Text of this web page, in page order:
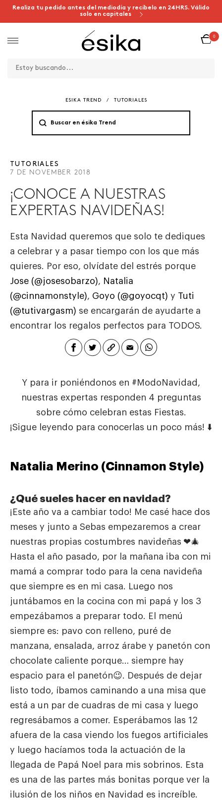
Realiza tu pedido antes del mediodía y recíbelo en 24HRS. Válido
solo en capitales
0
ESIKA TREND / TUTORIALES
TUTORIALES
7 DE NOVEMBER 2018
¡CONOCE A NUESTRAS
EXPERTAS NAVIDEÑAS!
Esta Navidad queremos que solo te dediques
a celebrar y a pasar tiempo con los que más
quieres. Por eso, olvídate del estrés porque
Jose (@josesobarzo), Natalia
(@cinnamonstyle), Goyo (@goyocqt) y Tuti
(@tutivargasm) se encargarán de ayudarte a
encontrar los regalos perfectos para TODOS.
Y para ir poniéndonos en #ModoNavidad,
nuestras expertas responden 4 preguntas
sobre cómo celebran estas Fiestas.
¡Sigue leyendo para conocerlas un poco más! ⬇️
Natalia Merino (Cinnamon Style)
¿Qué sueles hacer en navidad?
¡Este año va a cambiar todo! Me casé hace dos
meses y junto a Sebas empezaremos a crear
nuestras propias costumbres navideñas ❤🎄
Hasta el año pasado, por la mañana iba con mi
mamá a comprar todo para la cena navideña
que siempre es en mi casa. Luego nos
juntábamos en la cocina con mi papá y los 3
empezábamos a preparar todo. El menú
siempre es: pavo con relleno, puré de
manzana, ensalada, arroz árabe y panetón con
chocolate caliente porque… siempre hay
espacio para el panetón😉. Después de dejar
listo todo, íbamos caminando a una misa que
está a un par de cuadras de mi casa y luego
regresábamos a comer. Esperábamos las 12
afuera de la casa viendo los fuegos artificiales
y luego hacíamos toda la actuación de la
llegada de Papá Noel para mis sobrinos. Esta
es una de las partes más bonitas porque ver la
ilusión de los niños en Navidad es increíble.